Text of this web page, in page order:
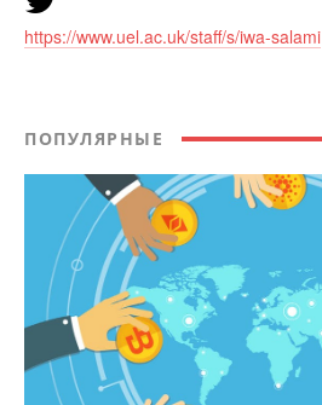
https://www.uel.ac.uk/staff/s/iwa-salami
ПОПУЛЯРНЫЕ